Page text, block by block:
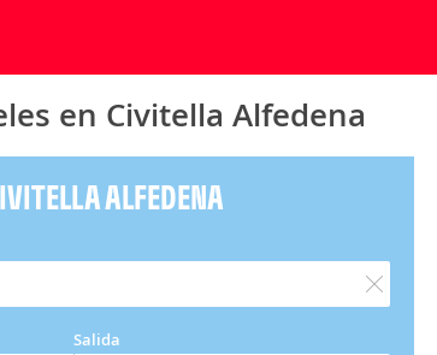
en Civitella Alfedena
ALFEDENA
Salida